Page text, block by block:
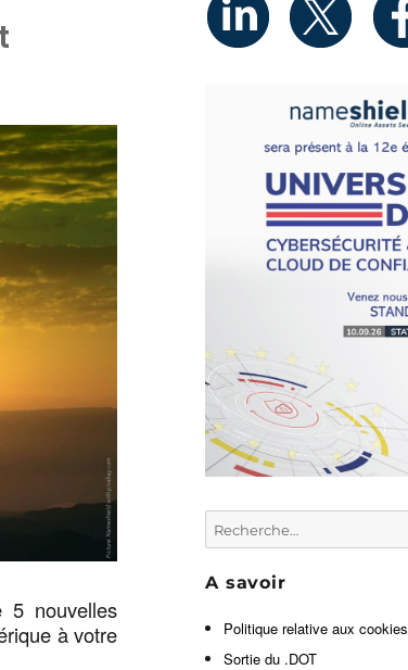
5 nouvelles
à votre
Recherche
pour :
A savoir
Politique relative aux cookies
Sortie du .DOT